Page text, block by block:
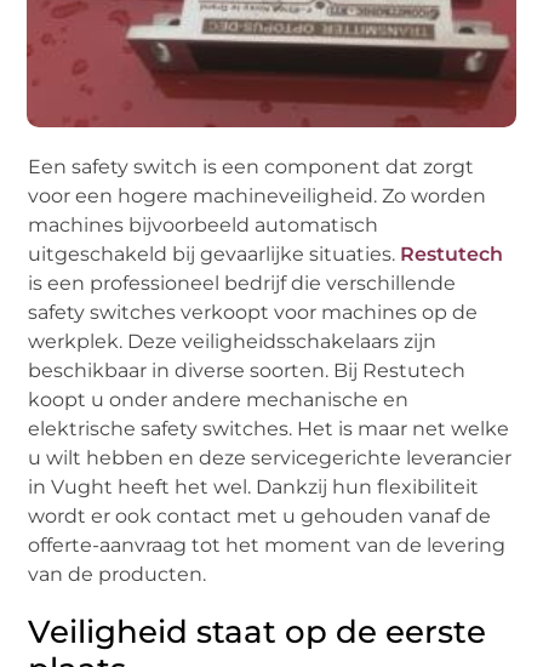
Een safety switch is een component dat zorgt
voor een hogere machineveiligheid. Zo worden
machines bijvoorbeeld automatisch
uitgeschakeld bij gevaarlijke situaties. Restutech
is een professioneel bedrijf die verschillende
safety switches verkoopt voor machines op de
werkplek. Deze veiligheidsschakelaars zijn
beschikbaar in diverse soorten. Bij Restutech
koopt u onder andere mechanische en
elektrische safety switches. Het is maar net welke
u wilt hebben en deze servicegerichte leverancier
in Vught heeft het wel. Dankzij hun flexibiliteit
wordt er ook contact met u gehouden vanaf de
offerte-aanvraag tot het moment van de levering
van de producten.
Veiligheid staat op de eerste